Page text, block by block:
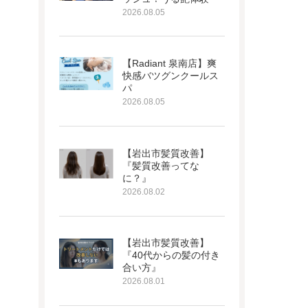
2026.08.05
【Radiant 泉南店】爽
快感バツグンクールス
パ
2026.08.05
【岩出市髪質改善】
『髪質改善ってな
に？』
2026.08.02
【岩出市髪質改善】
『40代からの髪の付き
合い方』
2026.08.01